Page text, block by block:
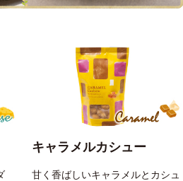
キャラメルカシュー
甘く香ばしいキャラメルとカシュ